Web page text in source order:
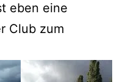
eben eine
Club zum